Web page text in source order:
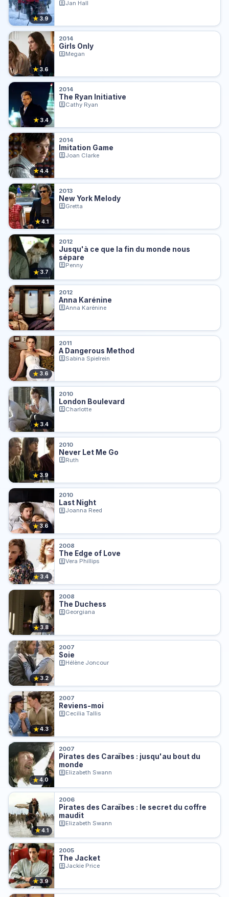
★3.9
Jan Hall
★3.6
2014
Girls Only
Megan
★ 3.4
2014
The Ryan Initiative
Cathy Ryan
★4.4
2014
Imitation Game
Joan Clarke
★4.1
2013
New York Melody
Gretta
★ 3.7
2012
Jusqu'à ce que la fin du monde nous
sépare
Penny
2012
Anna Karénine
Anna Karénine
★ 3.6
2011
A Dangerous Method
Sabina Spielrein
★ 3.4
2010
London Boulevard
Charlotte
★3.9
2010
Never Let Me Go
Ruth
★ 3.6
2010
Last Night
Joanna Reed
★ 3.4
2008
The Edge of Love
Vera Phillips
★3.8
2008
The Duchess
Georgiana
★3.2
2007
Soie
Hélène Joncour
★4.3
2007
Reviens-moi
Cecilia Tallis
★4.0
2007
Pirates des Caraïbes : jusqu'au bout du
monde
Elizabeth Swann
★4.1
2006
Pirates des Caraïbes : le secret du coffre
maudit
Elizabeth Swann
★3.9
2005
The Jacket
Jackie Price